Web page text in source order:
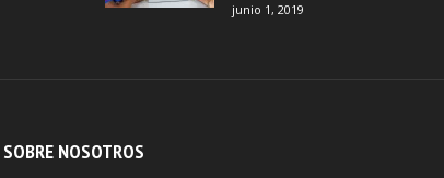
junio 1, 2019
SOBRE NOSOTROS